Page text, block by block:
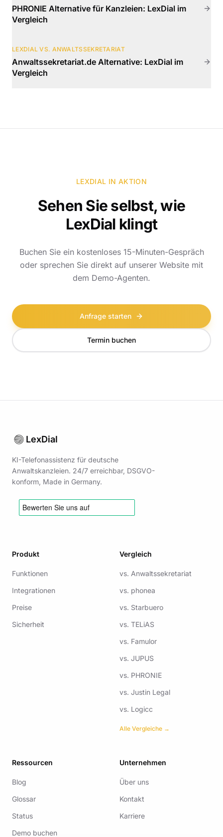
PHRONIE Alternative für Kanzleien: LexDial im
Vergleich
LEXDIAL VS. ANWALTSSEKRETARIAT
Anwaltssekretariat.de Alternative: LexDial im
Vergleich
LEXDIAL IN AKTION
Sehen Sie selbst, wie
LexDial klingt
Buchen Sie ein kostenloses 15-Minuten-Gespräch
oder sprechen Sie direkt auf unserer Website mit
dem Demo-Agenten.
Anfrage starten
Termin buchen
LexDial
KI-Telefonassistenz für deutsche
Anwaltskanzleien. 24/7 erreichbar, DSGVO-
konform, Made in Germany.
Produkt
Funktionen
Integrationen
Preise
Sicherheit
Vergleich
vs. Anwaltssekretariat
vs. phonea
vs. Starbuero
vs. TELiAS
vs. Famulor
vs. JUPUS
vs. PHRONIE
vs. Justin Legal
vs. Logicc
Alle Vergleiche →
Ressourcen
Blog
Glossar
Status
Demo buchen
Unternehmen
Über uns
Kontakt
Karriere